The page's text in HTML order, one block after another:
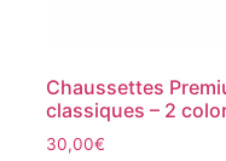
Chaussettes
classiques – 2
30,00€